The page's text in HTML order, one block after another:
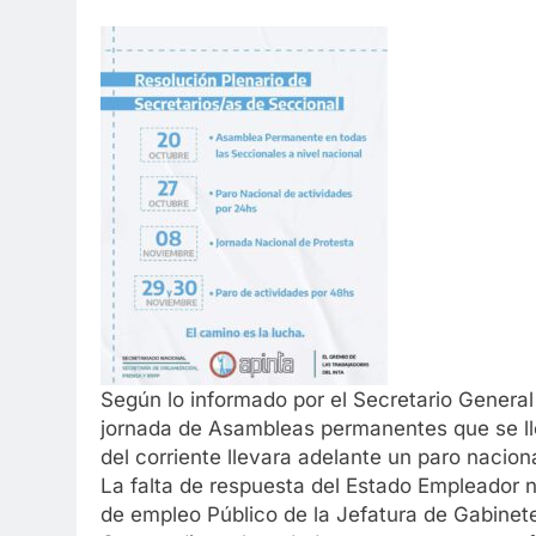
Según lo informado por el Secretario
jornada de Asambleas permanentes que se
del corriente llevara adelante un paro
La falta de respuesta del Estado
de empleo Público de la Jefatura de